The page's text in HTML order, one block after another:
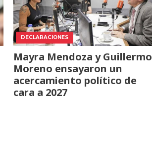
DECLARACIONES
Mayra Mendoza y Guillermo
Moreno ensayaron un
acercamiento político de
cara a 2027